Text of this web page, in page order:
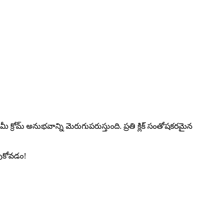
అనుభవాన్ని మెరుగుపరుస్తుంది. ప్రతి క్లిక్ సంతోషకరమైన